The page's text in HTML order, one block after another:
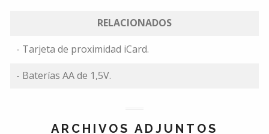
RELACIONADOS
- Tarjeta de proximidad iCard.
- Baterías AA de 1,5V.
ARCHIVOS ADJUNTOS